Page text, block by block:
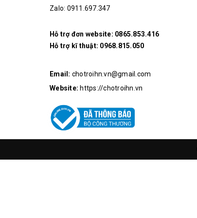
Zalo: 0911.697.347
Hỗ trợ đơn website: 0865.853.416
Hỗ trợ kĩ thuật: 0968.815.050
Email: chotroihn.vn@gmail.com
Website: https://chotroihn.vn